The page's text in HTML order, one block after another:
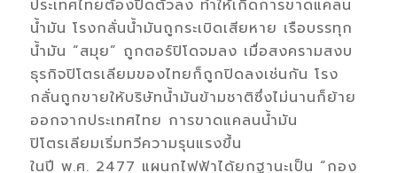
ประเทศไทยต้องปิดตัวลง ทำให้เกิดการขาดแคลน
น้ำมัน โรงกลั่นน้ำมันถูกระเบิดเสียหาย เรือบรรทุก
น้ำมัน “สมุย” ถูกตอร์ปิโดจมลง เมื่อสงครามสงบ
ธุรกิจปิโตรเลียมของไทยก็ถูกปิดลงเช่นกัน โรง
กลั่นถูกขายให้บริษัทน้ำมันข้ามชาติซึ่งไม่นานก็ย้าย
ออกจากประเทศไทย การขาดแคลนน้ำมัน
ปิโตรเลียมเริ่มทวีความรุนแรงขึ้น
ในปี พ.ศ. 2477 แผนกไฟฟ้าได้ยกฐานะเป็น “กอง